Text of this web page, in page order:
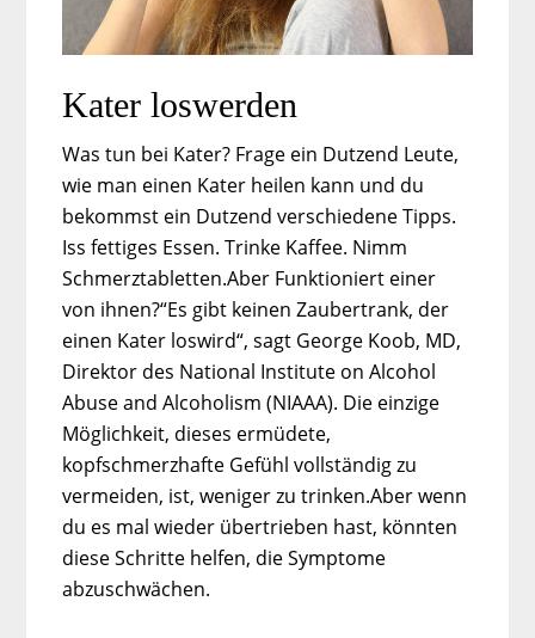
Kater loswerden
Was tun bei Kater? Frage ein Dutzend Leute,
wie man einen Kater heilen kann und du
bekommst ein Dutzend verschiedene Tipps.
Iss fettiges Essen. Trinke Kaffee. Nimm
Schmerztabletten.Aber Funktioniert einer
von ihnen?“Es gibt keinen Zaubertrank, der
einen Kater loswird“, sagt George Koob, MD,
Direktor des National Institute on Alcohol
Abuse and Alcoholism (NIAAA). Die einzige
Möglichkeit, dieses ermüdete,
kopfschmerzhafte Gefühl vollständig zu
vermeiden, ist, weniger zu trinken.Aber wenn
du es mal wieder übertrieben hast, könnten
diese Schritte helfen, die Symptome
abzuschwächen.